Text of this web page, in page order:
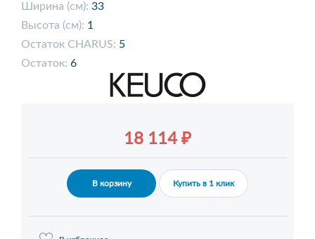
Ширина (см): 33
Высота (см): 1
Остаток CHARUS: 5
Остаток: 6
18 114 ₽
В корзину Купить в 1 клик